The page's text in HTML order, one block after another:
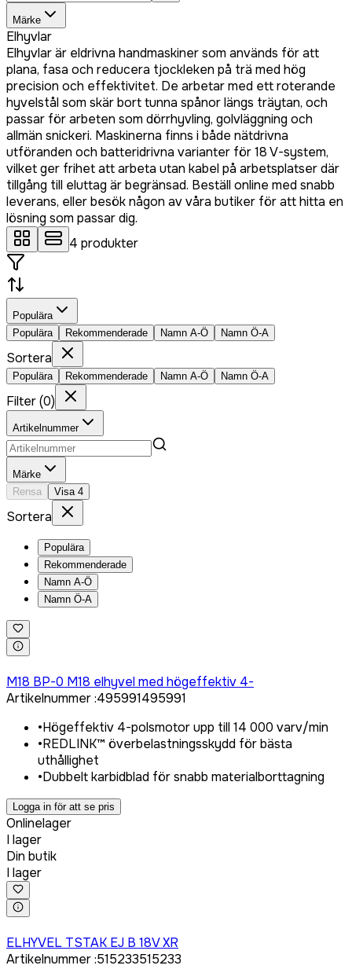
Märke
Elhyvlar
Elhyvlar är eldrivna handmaskiner som används för att
plana, fasa och reducera tjockleken på trä med hög
precision och effektivitet. De arbetar med ett roterande
hyvelstål som skär bort tunna spånor längs träytan, och
passar för arbeten som dörrhyvling, golvläggning och
allmän snickeri. Maskinerna finns i både nätdrivna
utföranden och batteridrivna varianter för 18 V-system,
vilket ger frihet att arbeta utan kabel på arbetsplatser där
tillgång till eluttag är begränsad. Beställ online med snabb
leverans, eller besök någon av våra butiker för att hitta en
lösning som passar dig.
4 produkter
Populära
Populära
Rekommenderade Namn A-Ö Namn Ö-A
Sortera
Populära Rekommenderade Namn A-Ö Namn Ö-A
Filter(0)
Artikelnummer
Märke
Rensa
Visa 4
Sortera
Populära
Rekommenderade
Namn A-Ö
Namn Ö-A
M18 BP-0 M18 elhyvel med högeffektiv 4-
Artikelnummer:495991495991
•Högeffektiv 4-polsmotor upp till 14 000 varv/min
•REDLINK™ överbelastningsskydd för bästa
uthållighet
•Dubbelt karbidblad för snabb materialborttagning
Logga in för att se pris
Onlinelager
I lager
Din butik
I lager
ELHYVEL TSTAK EJ B 18V XR
Artikelnummer:515233515233